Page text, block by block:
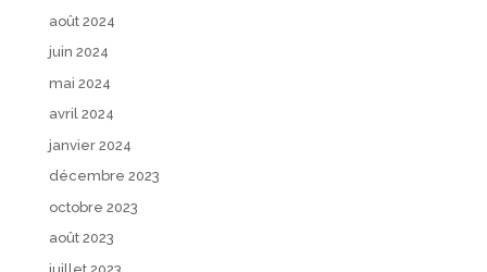
août 2024
juin 2024
mai 2024
avril 2024
janvier 2024
décembre 2023
octobre 2023
août 2023